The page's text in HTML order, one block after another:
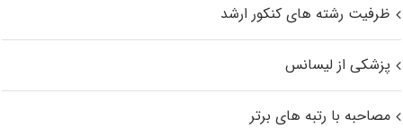
ظرفیت رشته های کنکور ارشد
پزشکی از لیسانس
مصاحبه با رتبه های برتر